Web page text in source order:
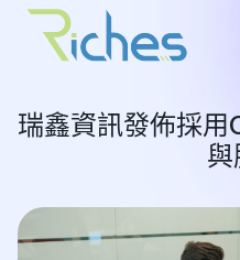
瑞鑫資訊發佈採用
與